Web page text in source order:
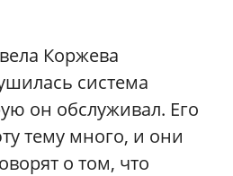
Коржева
система
он обслуживал. Его
тему много, и они
о том, что